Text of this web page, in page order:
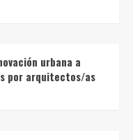
urbana a
por arquitectos/as